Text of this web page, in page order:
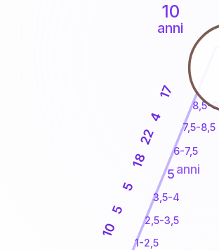
10
anni
1-2,5
2,5-3,5
3,5-4
6-7,5
7,5-8,5
8,5-9
10
5
5
18
22
4
17
5anni